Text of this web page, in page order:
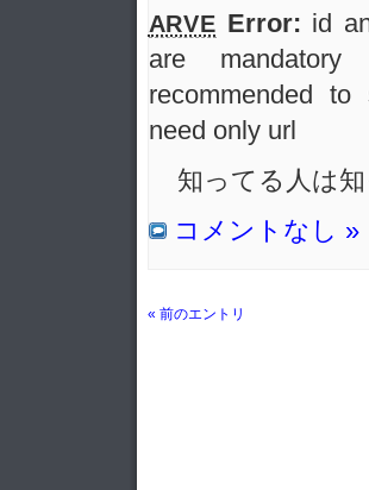
ARVE Error: id
are
recommended
need only url
知ってる人は
コメントなし »
« 前のエントリ